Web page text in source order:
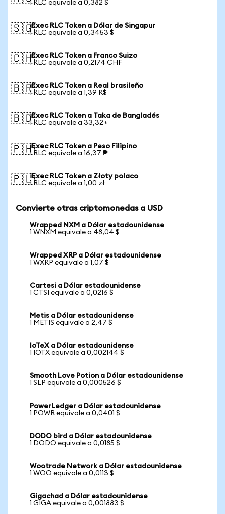
1 RLC equivale a 0,382 $
🇸🇬iExec RLC Token a Dólar de Singapur
1 RLC equivale a 0,3453 $
🇨🇭iExec RLC Token a Franco Suizo
1 RLC equivale a 0,2174 CHF
🇧🇷iExec RLC Token a Real brasileño
1 RLC equivale a 1,39 R$
🇧🇩iExec RLC Token a Taka de Bangladés
1 RLC equivale a 33,32 ৳
🇵🇭iExec RLC Token a Peso Filipino
1 RLC equivale a 16,37 ₱
🇵🇱iExec RLC Token a Złoty polaco
1 RLC equivale a 1,00 zł
Convierte otras criptomonedas a USD
Wrapped NXM a Dólar estadounidense
1 WNXM equivale a 48,04 $
Wrapped XRP a Dólar estadounidense
1 WXRP equivale a 1,07 $
Cartesi a Dólar estadounidense
1 CTSI equivale a 0,0216 $
Metis a Dólar estadounidense
1 METIS equivale a 2,47 $
IoTeX a Dólar estadounidense
1 IOTX equivale a 0,002144 $
Smooth Love Potion a Dólar estadounidense
1 SLP equivale a 0,000526 $
PowerLedger a Dólar estadounidense
1 POWR equivale a 0,0401 $
DODO bird a Dólar estadounidense
1 DODO equivale a 0,0185 $
Wootrade Network a Dólar estadounidense
1 WOO equivale a 0,0113 $
Gigachad a Dólar estadounidense
1 GIGA equivale a 0,001883 $